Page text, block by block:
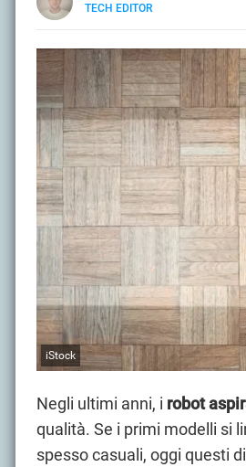
TECH EDITOR
LINKEDIN
iStock
Negli ultimi anni, i robot
qualità. Se i primi modelli si
spesso casuali, oggi questi